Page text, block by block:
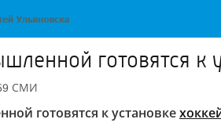
готовятся к
СМИ
готовятся к установке